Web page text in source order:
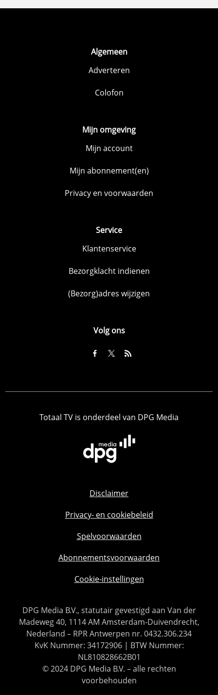
Algemeen
Adverteren
Colofon
Mijn omgeving
Mijn account
Mijn abonnement(en)
Privacy en voorwaarden
Service
Klantenservice
Bezorgklacht indienen
(Bezorg)adres wijzigen
Volg ons
Totaal TV is onderdeel van DPG Media
Disclaimer
Privacy- en cookiebeleid
Spelvoorwaarden
Abonnementsvoorwaarden
Cookie-instellingen
DPG Media B.V., statutair gevestigd aan Van der
Madeweg 40, 1114 AM Amsterdam-Duivendrecht,
Nederland – RPR Antwerpen nr. 0432.306.234
KvK Nummer: 34172906 | BTW Nummer:
NL810828662B01
© 2024 DPG Media B.V. – alle rechten
voorbehouden